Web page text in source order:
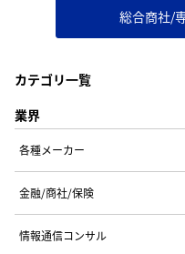
総合商社/
カテゴリ一覧
業界
各種メーカー
金融/商社/保険
情報通信コンサル